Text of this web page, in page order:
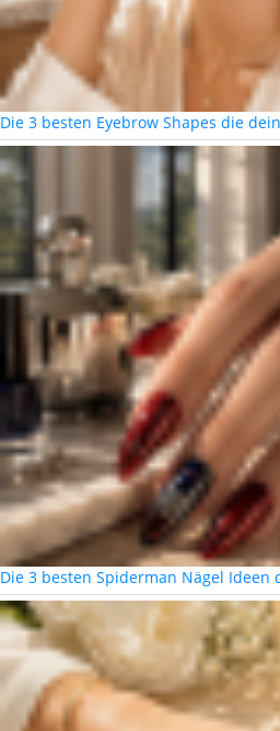
Die 3 besten Eyebrow Shapes die
Die 3 besten Spiderman Nägel Ideen